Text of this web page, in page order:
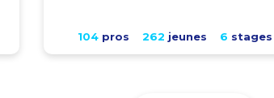
104pros 262 jeunes 6 stages